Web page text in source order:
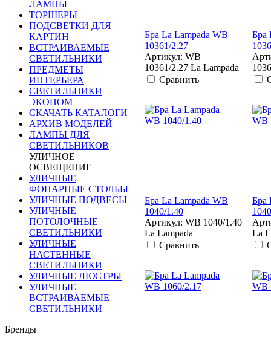
ЛАМПЫ
ТОРШЕРЫ
ПОДСВЕТКИ ДЛЯ
КАРТИН
ВСТРАИВАЕМЫЕ
СВЕТИЛЬНИКИ
ПРЕДМЕТЫ
ИНТЕРЬЕРА
СВЕТИЛЬНИКИ
ЭКОНОМ
СКАЧАТЬ КАТАЛОГИ
АРХИВ МОДЕЛЕЙ
ЛАМПЫ ДЛЯ
СВЕТИЛЬНИКОВ
УЛИЧНОЕ
ОСВЕЩЕНИЕ
УЛИЧНЫЕ
ФОНАРНЫЕ СТОЛБЫ
УЛИЧНЫЕ ПОДВЕСЫ
УЛИЧНЫЕ
ПОТОЛОЧНЫЕ
СВЕТИЛЬНИКИ
УЛИЧНЫЕ
НАСТЕННЫЕ
СВЕТИЛЬНИКИ
УЛИЧНЫЕ ЛЮСТРЫ
УЛИЧНЫЕ
ВСТРАИВАЕМЫЕ
СВЕТИЛЬНИКИ
Бренды
Бра La Lampada WB
10361/2.27
Артикул: WB
10361/2.27 La Lampada
Сравнить
Бра
Бра La Lampada WB
1040/1.40
Артикул: WB 1040/1.40
La Lampada
Сравнить
Бра
La